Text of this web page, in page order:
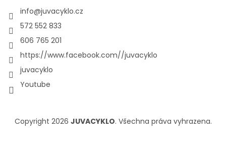
info@juvacyklo.cz
572 552 833
606 765 201
https://www.facebook.com//juvacyklo
juvacyklo
Youtube
Copyright 2026 JUVACYKLO. Všechna práva vyhrazena.